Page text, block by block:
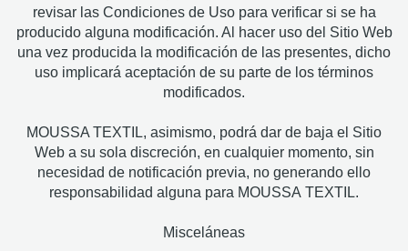
revisar las Condiciones de Uso para verificar si se ha
producido alguna modificación. Al hacer uso del Sitio Web
una vez producida la modificación de las presentes, dicho
uso implicará aceptación de su parte de los términos
modificados.
MOUSSA TEXTIL, asimismo, podrá dar de baja el Sitio
Web a su sola discreción, en cualquier momento, sin
necesidad de notificación previa, no generando ello
responsabilidad alguna para MOUSSA TEXTIL.
Misceláneas